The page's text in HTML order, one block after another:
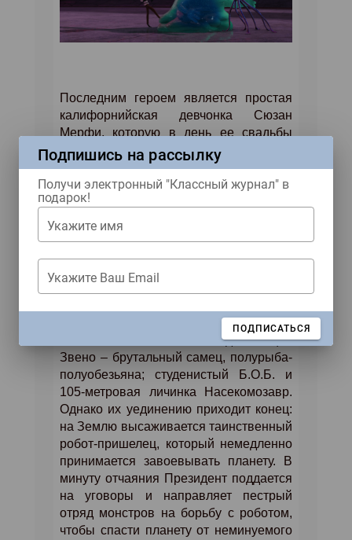
Последним героем является простая
калифорнийская девчонка Сюзан
Мерфи, которую в день ее свадьбы
оглушает метеорит, и она
таинственным образом вырастает до
пятнадцати метров. Тут в дело
вступают военные, которые хватают
Гигантику, и она оказывается среди
Таракан – блестящий ученого с
головой насекомого; Недостающее
Звено – брутальный самец, полурыба-
полуобезьяна; студенистый Б.О.Б. и
105-метровая личинка Насекомозавр.
Однако их уединению приходит конец:
на Землю высаживается таинственный
робот-пришелец, который немедленно
принимается завоевывать планету. В
минуту отчаяния Президент поддается
на уговоры и направляет пестрый
отряд монстров на борьбу с роботом,
чтобы спасти планету от неминуемого
Подпишись на рассылку
Получи электронный "Классный журнал" в
подарок!
Укажите имя
Укажите Ваш Email
ПОДПИСАТЬСЯ